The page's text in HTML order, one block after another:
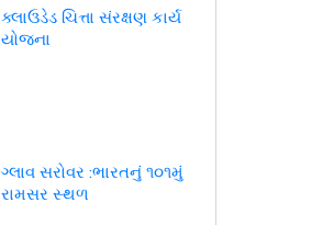
ક્લાઉડેડ ચિત્તા સંરક્ષણ કાર્ય
યોજના
ગ્લાવ સરોવર :ભારતનું ૧૦૧મું
રામસર સ્થળ